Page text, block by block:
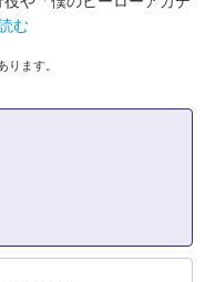
む
ます。